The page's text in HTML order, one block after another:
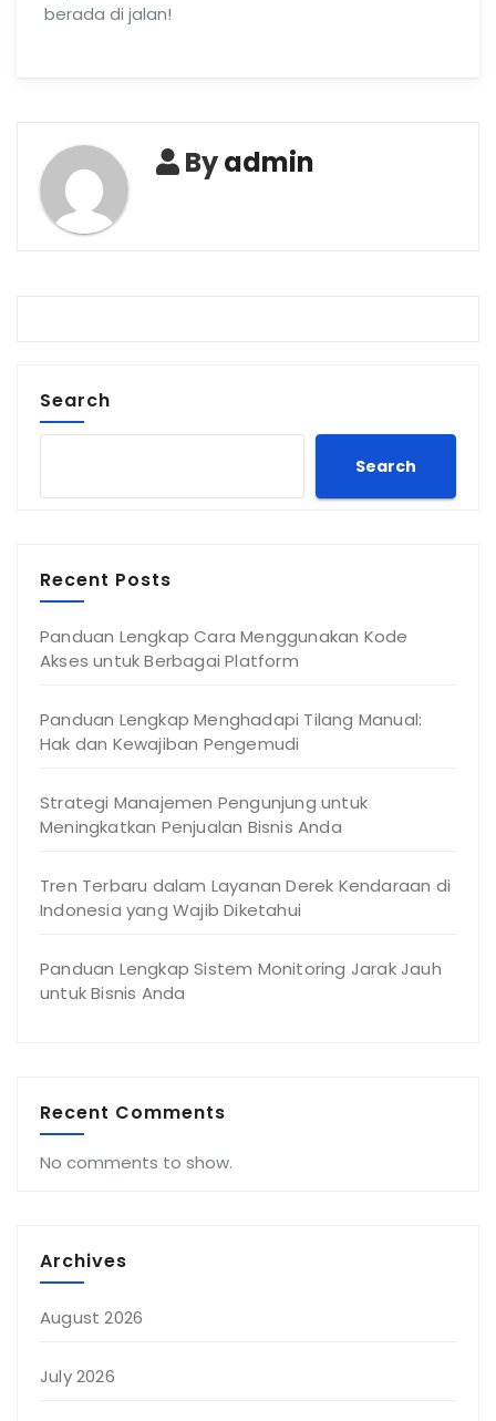
berada di jalan!
Byadmin
Search
Search
Recent Posts
Panduan Lengkap Cara Menggunakan Kode
Akses untuk Berbagai Platform
Panduan Lengkap Menghadapi Tilang Manual:
Hak dan Kewajiban Pengemudi
Strategi Manajemen Pengunjung untuk
Meningkatkan Penjualan Bisnis Anda
Tren Terbaru dalam Layanan Derek Kendaraan di
Indonesia yang Wajib Diketahui
Panduan Lengkap Sistem Monitoring Jarak Jauh
untuk Bisnis Anda
Recent Comments
No comments to show.
Archives
August 2026
July 2026